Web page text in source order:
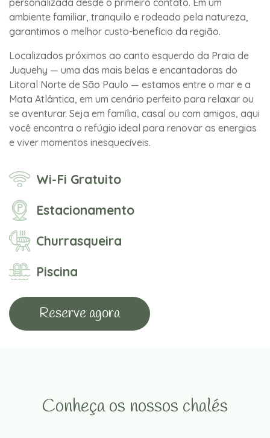
ambiente familiar, tranquilo e rodeado pela natureza,
garantimos o melhor custo-benefício da região.
Localizados próximos ao canto esquerdo da Praia de
Juquehy — uma das mais belas e encantadoras do
Litoral Norte de São Paulo — estamos entre o mar e a
Mata Atlântica, em um cenário perfeito para relaxar ou
se aventurar. Seja em família, casal ou com amigos, aqui
você encontra o refúgio ideal para renovar as energias
e viver momentos inesquecíveis.
Wi-Fi Gratuito
Estacionamento
Churrasqueira
Piscina
Reserve agora
Conheça os nossos chalés